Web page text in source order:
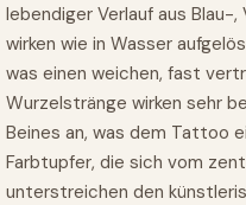
lebendiger Verlauf aus Blau-
wirken wie in Wasser
was einen weichen, fast
Wurzelstränge wirken sehr
Beines an, was dem Tattoo
Farbtupfer, die sich vom
unterstreichen den